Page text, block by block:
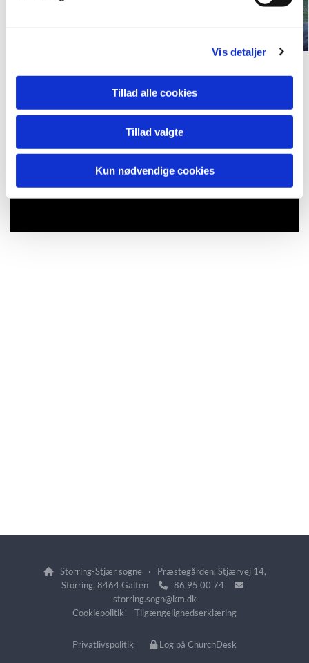
Vis detaljer
Tillad alle cookies
Tillad valgte
Kun nødvendige cookies
Du vil måske også kunne lide...
Storring-Stjær sogne · Præstegården, Stjærvej 14,
Storring, 8464 Galten
 86 95 00 74 
storring.sogn@km.dk
Cookiepolitik
Tilgængelighedserklæring
Privatlivspolitik Log på ChurchDesk